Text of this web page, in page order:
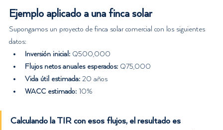
Ejemplo aplicado a una finca solar
Supongamos un proyecto de finca solar comercial con los siguientes
datos:
Inversión inicial: Q500,000
Flujos netos anuales esperados: Q75,000
Vida útil estimada: 20 años
WACC estimado: 10%
Calculando la TIR con esos flujos, el resultado es